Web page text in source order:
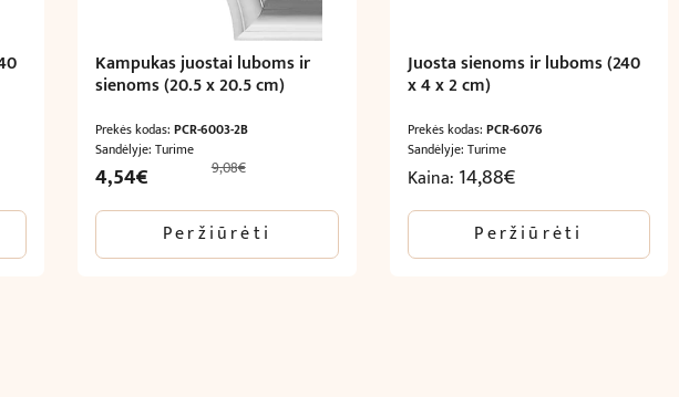
Kampukas juostai luboms ir
sienoms (20.5 x 20.5 cm)
Prekės kodas:PCR-6003-2B
Sandėlyje: Turime
9,08€
Original
was:
9,08€.
4,54€
is:
4,54€.
Peržiūrėti
Juosta sienoms ir luboms (240
x 4 x 2 cm)
Prekės kodas: PCR-6076
Sandėlyje: Turime
Kaina: 14,88€
Peržiūrėti